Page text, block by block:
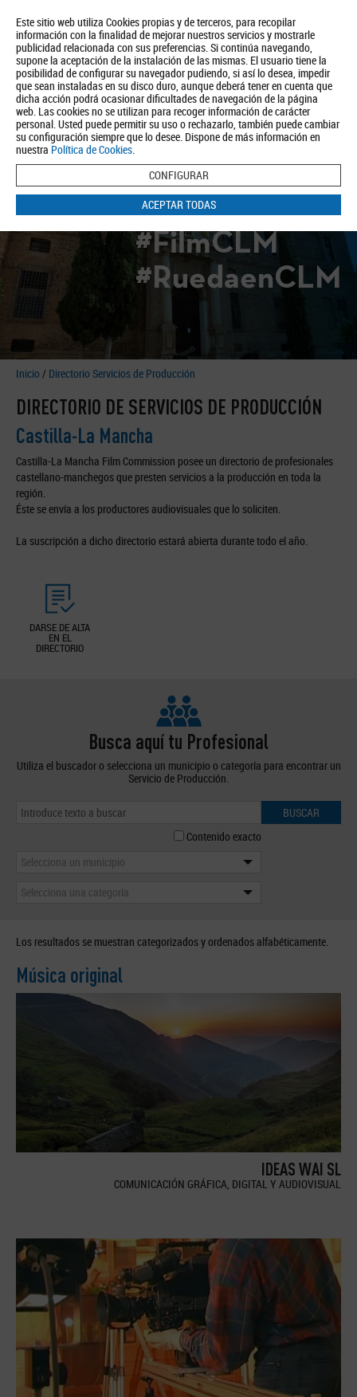
Este sitio web utiliza Cookies propias y de terceros, para recopilar
información con la finalidad de mejorar nuestros servicios y mostrarle
publicidad relacionada con sus preferencias. Si continúa navegando,
supone la aceptación de la instalación de las mismas. El usuario tiene la
posibilidad de configurar su navegador pudiendo, si así lo desea, impedir
que sean instaladas en su disco duro, aunque deberá tener en cuenta que
dicha acción podrá ocasionar dificultades de navegación de la página
web. Las cookies no se utilizan para recoger información de carácter
personal. Usted puede permitir su uso o rechazarlo, también puede cambiar
su configuración siempre que lo desee. Dispone de más información en
nuestra Política de Cookies.
CONFIGURAR
ACEPTAR TODAS
Quiénes somos Turismo Política de Privacidad Aviso Legal
Política de Cookies
BUSCAR
#FilmCLM
#RuedaenCLM
Inicio / Directorio Servicios de Producción
DIRECTORIO DE SERVICIOS DE PRODUCCIÓN
Castilla-La Mancha
Castilla-La Mancha Film Commission posee un directorio de profesionales
castellano-manchegos que presten servicios a la producción en toda la
región.
Éste se envía a los productores audiovisuales que lo soliciten.
La suscripción a dicho directorio estará abierta durante todo el año.
DARSE DE ALTA
EN EL
DIRECTORIO
Busca aquí tu Profesional
Utiliza el buscador o selecciona un municipio o categoría para encontrar un
Servicio de Producción.
BUSCAR
Contenido exacto
Selecciona un municipio
Selecciona una categoría
Los resultados se muestran categorizados y ordenados alfabéticamente.
Música original
IDEAS WAI SL
COMUNICACIÓN GRÁFICA, DIGITAL Y AUDIOVISUAL